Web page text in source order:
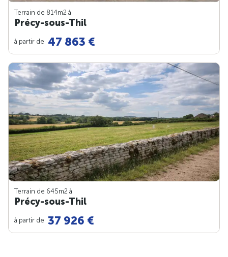
Terrain de 814m2 à
Précy-sous-Thil
à partir de 47 863 €
Terrain de 645m2 à
Précy-sous-Thil
à partir de 37 926 €